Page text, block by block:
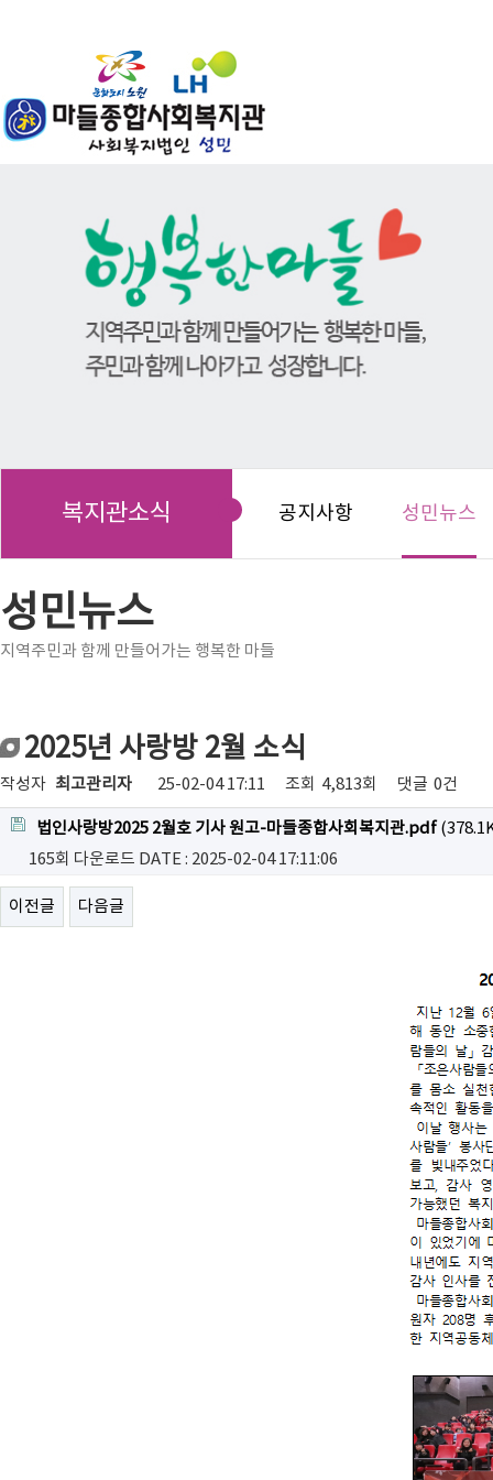
복지관소식 공지사항 성민뉴스
성민뉴스
지역주민과 함께 만들어가는 행복한 마들
2025년 사랑방 2월 소식
작성자 최고관리자 25-02-04 17:11 조회 4,813회 댓글 0건
법인사랑방2025 2월호 기사 원고-마들종합사회복지관.pdf
165회 다운로드 DATE : 2025-02-04 17:11:06
이전글 다음글